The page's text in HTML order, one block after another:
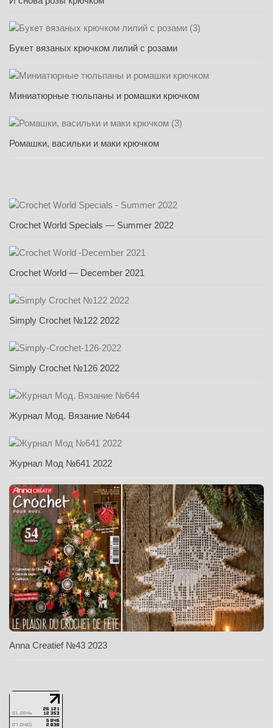
Букет вязаных крючком лилий с розами
Миниатюрные тюльпаны и ромашки крючком
Ромашки, васильки и маки крючком
Crochet World Specials — Summer 2022
Crochet World — December 2021
Simply Crochet №122 2022
Simply Crochet №126 2022
Журнал Мод. Вязание №644
Журнал Мод №641 2022
Anna Creatief №43 2023